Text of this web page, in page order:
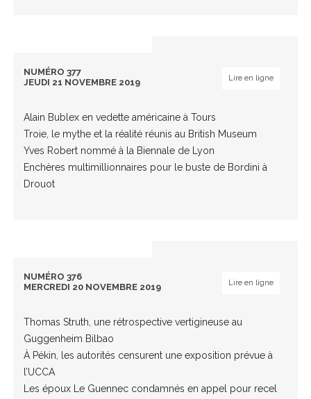
NUMÉRO 377
JEUDI 21 NOVEMBRE 2019
Lire en ligne
Alain Bublex en vedette américaine à Tours
Troie, le mythe et la réalité réunis au British Museum
Yves Robert nommé à la Biennale de Lyon
Enchères multimillionnaires pour le buste de Bordini à
Drouot
NUMÉRO 376
MERCREDI 20 NOVEMBRE 2019
Lire en ligne
Thomas Struth, une rétrospective vertigineuse au
Guggenheim Bilbao
À Pékin, les autorités censurent une exposition prévue à
l’UCCA
Les époux Le Guennec condamnés en appel pour recel